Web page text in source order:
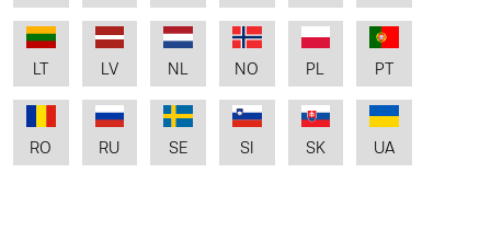
LT LV NL NO PL PT
RO RU SE SI SK UA